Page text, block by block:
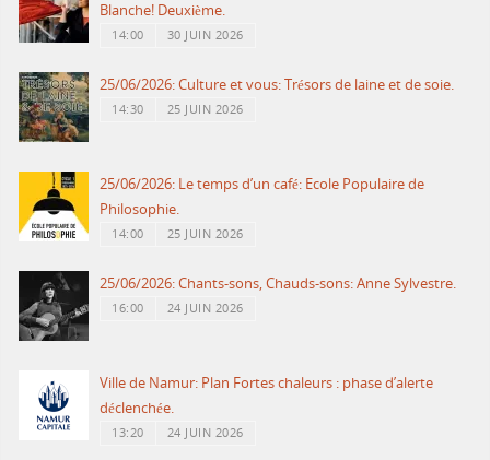
Blanche! Deuxième.
14:00 30 JUIN 2026
25/06/2026: Culture et vous: Trésors de laine et de soie.
14:30 25 JUIN 2026
25/06/2026: Le temps d’un café: Ecole Populaire de
Philosophie.
14:00 25 JUIN 2026
25/06/2026: Chants-sons, Chauds-sons: Anne Sylvestre.
16:00 24 JUIN 2026
Ville de Namur: Plan Fortes chaleurs : phase d’alerte
déclenchée.
13:20 24 JUIN 2026